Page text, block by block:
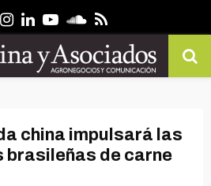
Twitter
Instagram
Linkedin
YoutubeSoundcloud
Rss
china impulsará las
de carne